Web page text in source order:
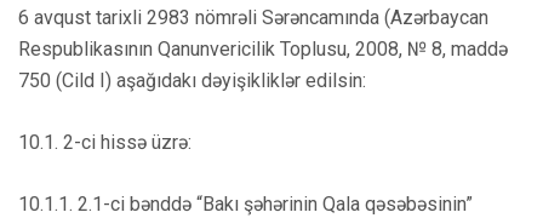
6 avqust tarixli 2983 nömrəli Sərəncamında (Azərbaycan
Respublikasının Qanunvericilik Toplusu, 2008, № 8, maddə
750 (Cild I) aşağıdakı dəyişikliklər edilsin:
10.1. 2-ci hissə üzrə:
10.1.1. 2.1-ci bənddə “Bakı şəhərinin Qala qəsəbəsinin”